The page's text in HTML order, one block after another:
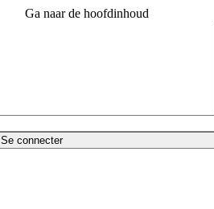
Ga naar de hoofdinhoud
Se connecter